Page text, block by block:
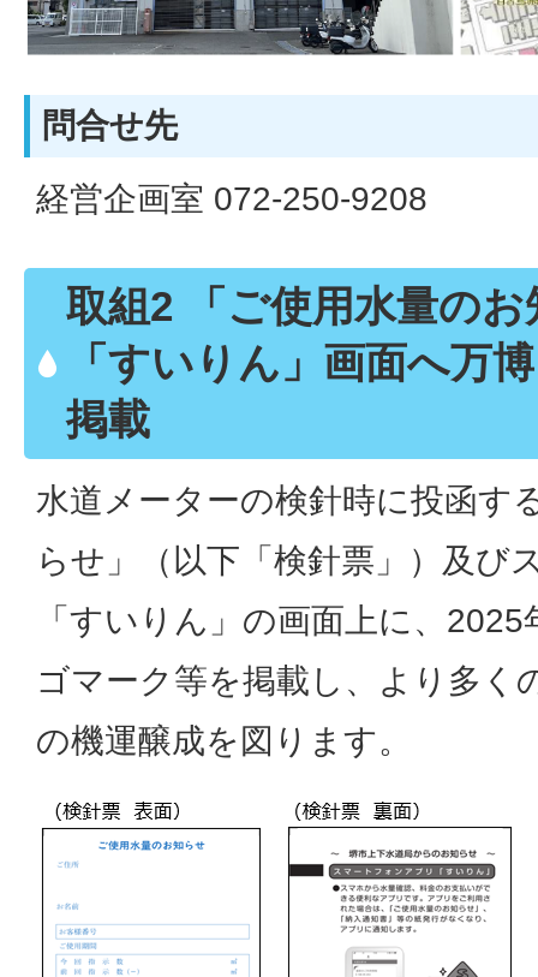
問合せ先
経営企画室 072-250-9208
取組2 「ご使用水量の
「すいりん」画面へ万
掲載
水道メーターの検針時に投函す
らせ」（以下「検針票」）及び
「すいりん」の画面上に、
ゴマーク等を掲載し、より多く
の機運醸成を図ります。